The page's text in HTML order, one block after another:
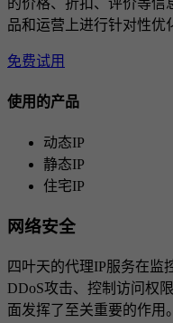
品和运营上进行针对性优
免费试用
使用的产品
动态IP
静态IP
住宅IP
网络安全
四叶天的代理IP服务在监
DDoS攻击、控制访问权
面发挥了至关重要的作用。